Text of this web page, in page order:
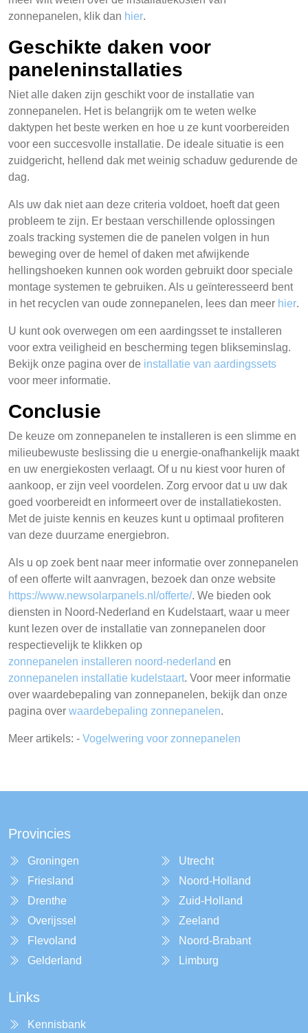
zonnepanelen, klik dan hier.
Geschikte daken voor
paneleninstallaties
Niet alle daken zijn geschikt voor de installatie van
zonnepanelen. Het is belangrijk om te weten welke
daktypen het beste werken en hoe u ze kunt voorbereiden
voor een succesvolle installatie. De ideale situatie is een
zuidgericht, hellend dak met weinig schaduw gedurende de
dag.
Als uw dak niet aan deze criteria voldoet, hoeft dat geen
probleem te zijn. Er bestaan verschillende oplossingen
zoals tracking systemen die de panelen volgen in hun
beweging over de hemel of daken met afwijkende
hellingshoeken kunnen ook worden gebruikt door speciale
montage systemen te gebruiken. Als u geïnteresseerd bent
in het recyclen van oude zonnepanelen, lees dan meer hier.
U kunt ook overwegen om een aardingsset te installeren
voor extra veiligheid en bescherming tegen blikseminslag.
Bekijk onze pagina over de installatie van aardingssets
voor meer informatie.
Conclusie
De keuze om zonnepanelen te installeren is een slimme en
milieubewuste beslissing die u energie-onafhankelijk maakt
en uw energiekosten verlaagt. Of u nu kiest voor huren of
aankoop, er zijn veel voordelen. Zorg ervoor dat u uw dak
goed voorbereidt en informeert over de installatiekosten.
Met de juiste kennis en keuzes kunt u optimaal profiteren
van deze duurzame energiebron.
Als u op zoek bent naar meer informatie over zonnepanelen
of een offerte wilt aanvragen, bezoek dan onze website
https://www.newsolarpanels.nl/offerte/. We bieden ook
diensten in Noord-Nederland en Kudelstaart, waar u meer
kunt lezen over de installatie van zonnepanelen door
respectievelijk te klikken op
zonnepanelen installeren noord-nederland en
zonnepanelen installatie kudelstaart. Voor meer informatie
over waardebepaling van zonnepanelen, bekijk dan onze
pagina over waardebepaling zonnepanelen.
Meer artikels: - Vogelwering voor zonnepanelen
Provincies
Groningen
Friesland
Drenthe
Overijssel
Flevoland
Gelderland
Utrecht
Noord-Holland
Zuid-Holland
Zeeland
Noord-Brabant
Limburg
Links
Kennisbank